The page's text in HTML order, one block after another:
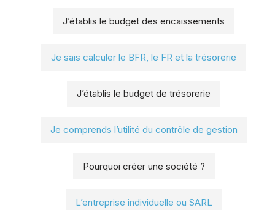
J’établis le budget des encaissements
Je sais calculer le BFR, le FR et la trésorerie
J’établis le budget de trésorerie
Je comprends l’utilité du contrôle de gestion
Pourquoi créer une société ?
L’entreprise individuelle ou SARL